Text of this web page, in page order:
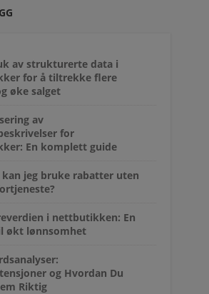
av strukturerte data i
for å tiltrekke flere
øke salget
av
for
En komplett guide
jeg bruke rabatter uten
i nettbutikken: En
økt lønnsomhet
og Hvordan Du
Riktig